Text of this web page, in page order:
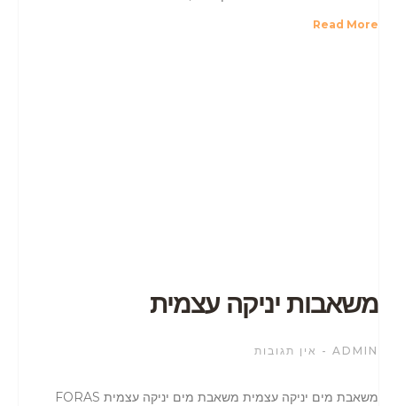
Read More
משאבות יניקה עצמית
ADMIN אין תגובות
משאבת מים יניקה עצמית משאבת מים יניקה עצמית FORAS